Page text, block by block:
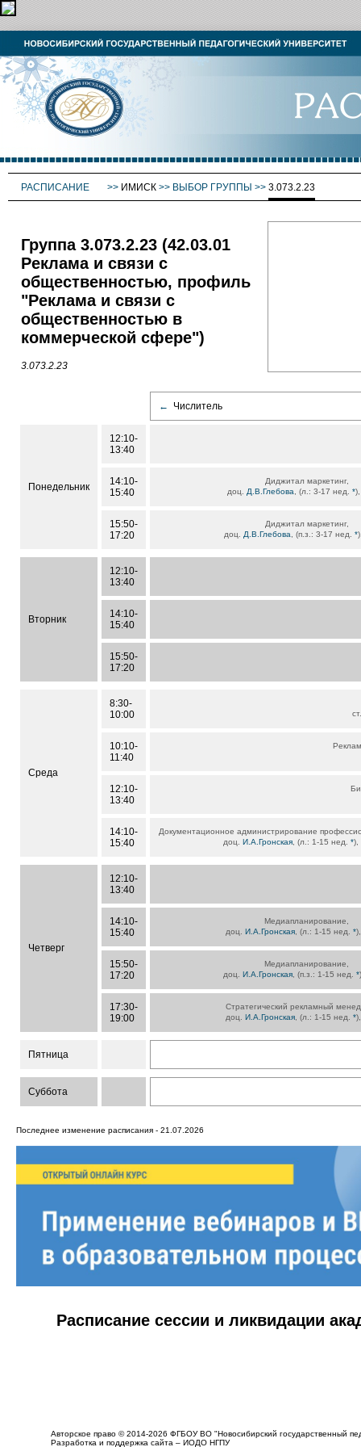
РАСПИСАНИЕ >> ИМИСК >> ВЫБОР ГРУППЫ >> 3.073.2.23
Группа 3.073.2.23 (42.03.01
Реклама и связи с
общественностью, профиль
"Реклама и связи с
общественностью в
коммерческой сфере")
3.073.2.23
← Числитель
Понедельник
12:10-
13:40
14:10-
15:40
Диджитал маркетинг,
доц. Д.В.Глебова , (л.: 3-17 нед. *
15:50-
17:20
Диджитал маркетинг,
доц. Д.В.Глебова , (п.з.: 3-17 нед.*
Вторник
12:10-
13:40
14:10-
15:40
15:50-
17:20
Среда
8:30-
10:00
10:10-
11:40
12:10-
13:40
14:10-
15:40
Документационное администрирование
доц.И.А.Гронская , (л.: 1-15 нед.*),
Четверг
12:10-
13:40
14:10-
15:40
Медиапланирование,
доц.И.А.Гронская , (л.: 1-15 нед.*
15:50-
17:20
Медиапланирование,
доц. И.А.Гронская , (п.з.: 1-15 нед. *
17:30-
19:00
Стратегический рекламный
доц.И.А.Гронская , (л.: 1-15 нед.*
Пятница
Суббота
Последнее изменение расписания - 21.07.2026
Расписание сессии и ликвидации
Авторское право © 2014-2026 ФГБОУ ВО "Новосибирский государственный
Разработка и поддержка сайта – ИОДО НГПУ